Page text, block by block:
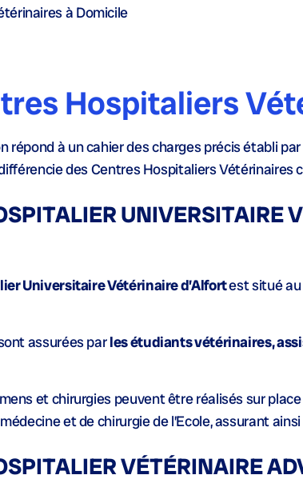
à Domicile
Hospitaliers
répond à un cahier des charges précis établi
des Centres Hospitaliers Vétérinaires
UNIVERSITAIRE
Universitaire Vétérinaire d’Alfortest situé au
assurées parles étudiants vétérinaires,
et chirurgies peuvent être réalisés sur
et de chirurgie de l’Ecole, assurant
VÉTÉRINAIRE